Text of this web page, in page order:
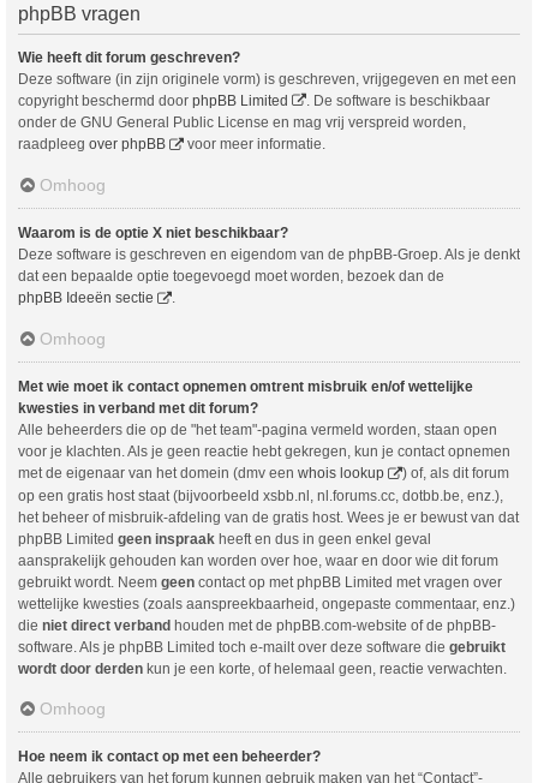
phpBB vragen
Wie heeft dit forum geschreven?
Deze software (in zijn originele vorm) is geschreven, vrijgegeven en met een
copyright beschermd door phpBB Limited
. De software is beschikbaar
onder de GNU General Public License en mag vrij verspreid worden,
raadpleeg over phpBB voor meer informatie.
Omhoog
Waarom is de optie X niet beschikbaar?
Deze software is geschreven en eigendom van de phpBB-Groep. Als je denkt
dat een bepaalde optie toegevoegd moet worden, bezoek dan de
phpBB Ideeën sectie
.
Omhoog
Met wie moet ik contact opnemen omtrent misbruik en/of wettelijke
kwesties in verband met dit forum?
Alle beheerders die op de "het team"-pagina vermeld worden, staan open
voor je klachten. Als je geen reactie hebt gekregen, kun je contact opnemen
met de eigenaar van het domein (dmv een whois lookup
) of, als dit forum
op een gratis host staat (bijvoorbeeld xsbb.nl, nl.forums.cc, dotbb.be, enz.),
het beheer of misbruik-afdeling van de gratis host. Wees je er bewust van dat
phpBB Limited geen inspraak heeft en dus in geen enkel geval
aansprakelijk gehouden kan worden over hoe, waar en door wie dit forum
gebruikt wordt. Neem geen contact op met phpBB Limited met vragen over
wettelijke kwesties (zoals aanspreekbaarheid, ongepaste commentaar, enz.)
die niet direct verband houden met de phpBB.com-website of de phpBB-
software. Als je phpBB Limited toch e-mailt over deze software die gebruikt
wordt door derden kun je een korte, of helemaal geen, reactie verwachten.
Omhoog
Hoe neem ik contact op met een beheerder?
Alle gebruikers van het forum kunnen gebruik maken van het “Contact”-